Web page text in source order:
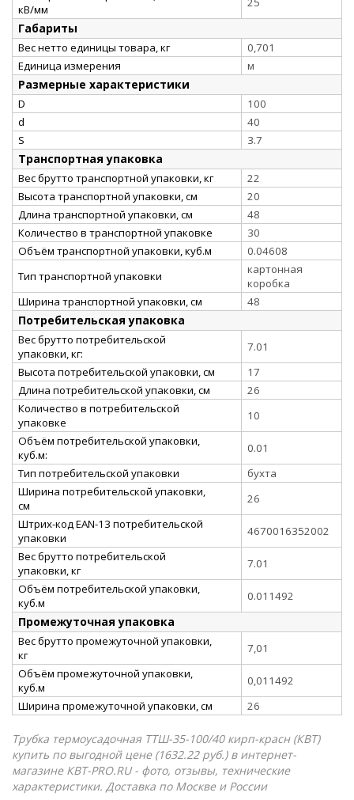
кВ/мм
Габариты
Вес нетто единицы товара, кг
0,701
Единица измерения
м
Размерные характеристики
D
100
d
40
S
3.7
Транспортная упаковка
Вес брутто транспортной упаковки, кг
22
Высота транспортной упаковки, см
20
Длина транспортной упаковки, см
48
Количество в транспортной упаковке
30
Объём транспортной упаковки, куб.м
0.04608
Тип транспортной упаковки
картонная
коробка
Ширина транспортной упаковки, см
48
Потребительская упаковка
Вес брутто потребительской
упаковки, кг:
7.01
Высота потребительской упаковки, см
17
Длина потребительской упаковки, см
26
Количество в потребительской
упаковке
10
Объём потребительской упаковки,
куб.м:
0.01
Тип потребительской упаковки
бухта
Ширина потребительской упаковки,
см
26
Штрих-код EAN-13 потребительской
упаковки
4670016352002
Вес брутто потребительской
упаковки, кг
7.01
Объём потребительской упаковки,
куб.м
0.011492
Промежуточная упаковка
Вес брутто промежуточной упаковки,
кг
7,01
Объём промежуточной упаковки,
куб.м
0,011492
Ширина промежуточной упаковки, см
26
Трубка термоусадочная ТТШ-35-100/40 кирп-красн (КВТ)
купить по выгодной цене (1632.22 руб.) в интернет-
магазине КВТ-PRO.RU - фото, отзывы, технические
характеристики. Доставка по Москве и России